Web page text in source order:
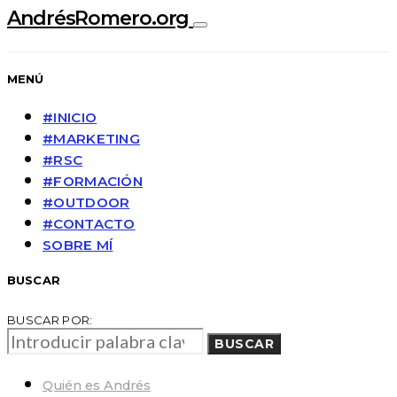
AndrésRomero.org
MENÚ
#INICIO
#MARKETING
#RSC
#FORMACIÓN
#OUTDOOR
#CONTACTO
SOBRE MÍ
BUSCAR
BUSCAR POR:
BUSCAR
Quién es Andrés